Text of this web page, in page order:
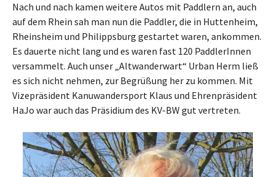
Nach und nach kamen weitere Autos mit Paddlern an, auch
auf dem Rhein sah man nun die Paddler, die in Huttenheim,
Rheinsheim und Philippsburg gestartet waren, ankommen.
Es dauerte nicht lang und es waren fast 120 PaddlerInnen
versammelt. Auch unser „Altwanderwart“ Urban Herm ließ
es sich nicht nehmen, zur Begrüßung her zu kommen. Mit
Vizepräsident Kanuwandersport Klaus und Ehrenpräsident
HaJo war auch das Präsidium des KV-BW gut vertreten.